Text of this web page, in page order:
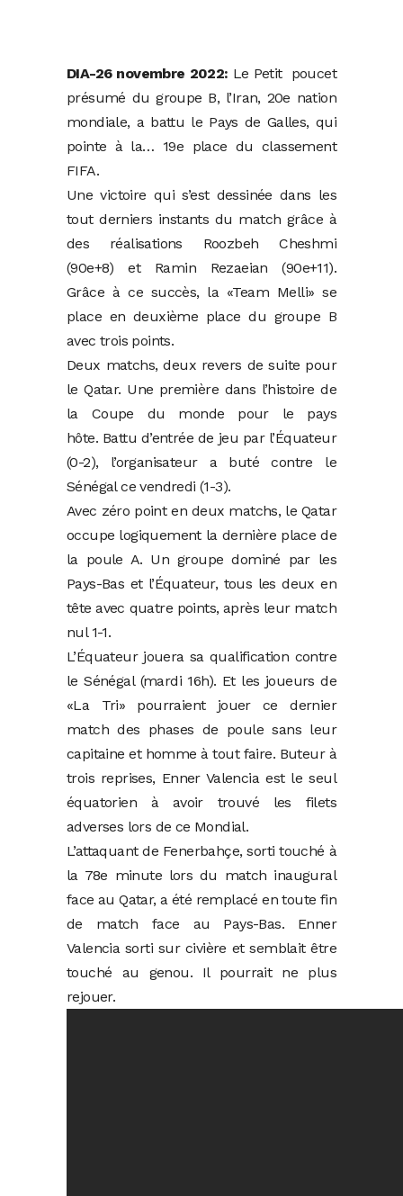
DIA-26 novembre 2022: Le Petit poucet
présumé du groupe B, l’Iran, 20e nation
mondiale, a battu le Pays de Galles, qui
pointe à la… 19e place du classement
FIFA.
Une victoire qui s’est dessinée dans les
tout derniers instants du match grâce à
des réalisations Roozbeh Cheshmi
(90e+8) et Ramin Rezaeian (90e+11).
Grâce à ce succès, la «Team Melli» se
place en deuxième place du groupe B
avec trois points.
Deux matchs, deux revers de suite pour
le Qatar. Une première dans l’histoire de
la Coupe du monde pour le pays
hôte. Battu d’entrée de jeu par l’Équateur
(0-2), l’organisateur a buté contre le
Sénégal ce vendredi (1-3).
Avec zéro point en deux matchs, le Qatar
occupe logiquement la dernière place de
la poule A. Un groupe dominé par les
Pays-Bas et l’Équateur, tous les deux en
tête avec quatre points, après leur match
nul 1-1.
L’Équateur jouera sa qualification contre
le Sénégal (mardi 16h). Et les joueurs de
«La Tri» pourraient jouer ce dernier
match des phases de poule sans leur
capitaine et homme à tout faire. Buteur à
trois reprises, Enner Valencia est le seul
équatorien à avoir trouvé les filets
adverses lors de ce Mondial.
L’attaquant de Fenerbahçe, sorti touché à
la 78e minute lors du match inaugural
face au Qatar, a été remplacé en toute fin
de match face au Pays-Bas. Enner
Valencia sorti sur civière et semblait être
touché au genou. Il pourrait ne plus
rejouer.